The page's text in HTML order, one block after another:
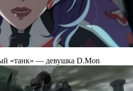
«танк» — девушка D.Mon